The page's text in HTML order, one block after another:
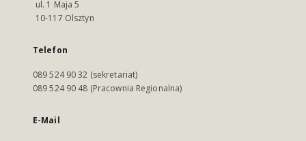
ul. 1 Maja 5
10-117 Olsztyn
Telefon
089 524 90 32 (sekretariat)
089 524 90 48 (Pracownia Regionalna)
E-Mail